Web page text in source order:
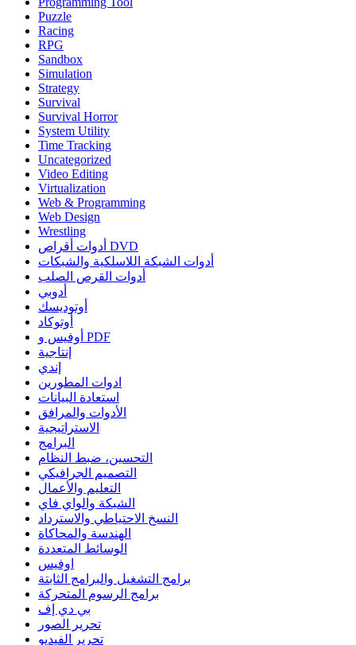
Puzzle
Racing
RPG
Sandbox
Simulation
Strategy
Survival
Survival Horror
System Utility
Time Tracking
Uncategorized
Video Editing
Virtualization
Web & Programming
Web Design
Wrestling
أدوات أقراص DVD
أدوات الشبكة اللاسلكية والشبكات
أدوات القرص الصلب
أدوبي
أوتوديسك
أوتوكاد
أوفيس و PDF
إنتاجية
إندي
ادوات المطورين
استعادة البيانات
الأدوات والمرافق
الاستراتيجية
البرامج
التحسين، ضبط النظام
التصميم الجرافيكي
التعليم والأعمال
الشبكة والواي فاي
النسخ الاحتياطي والاسترداد
الهندسة والمحاكاة
الوسائط المتعددة
اوفيس
برامج التشغيل والبرامج الثابتة
برامج الرسوم المتحركة
بي دي إف
تحرير الصور
تحرير الفيديو